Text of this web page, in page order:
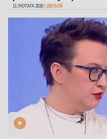
11 ЛЮТАГА 2026 ДВУБОЙ